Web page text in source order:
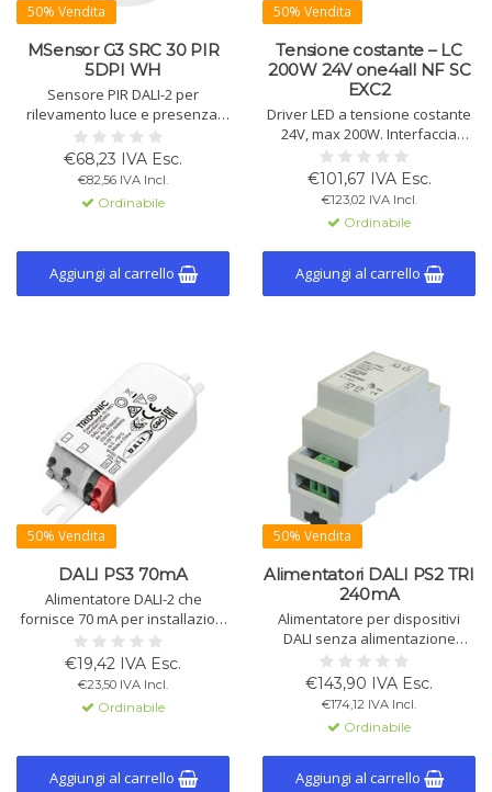
50% Vendita
MSensor G3 SRC 30 PIR
5DPI WH
Sensore PIR DALI-2 per
rilevamento luce e presenza.
Sviluppato secondo EN 62386-
101 Ed.2. Richiede un controller
di applicazione. Alimentato via
DALI, regolabile via software,
IP20, garanzia 5 anni.
€68,23 IVA Esc.
€82,56 IVA Incl.
Ordinabile
Aggiungi al carrello
50% Vendita
Tensione costante – LC
200W 24V one4all NF SC
EXC2
Driver LED a tensione costante
24V, max 200W. Interfaccia
one4all, adatto per strip LED.
Dimmerazione 1–100%, 5 anni
garanzia, idoneo per
emergenza.
€101,67 IVA Esc.
€123,02 IVA Incl.
Ordinabile
Aggiungi al carrello
50% Vendita
DALI PS3 70mA
Alimentatore DALI-2 che
fornisce 70 mA per installazioni
DALI-2. Scalabile fino a 2 PS3
per installazione. Design
compatto con alette di
montaggio staccabili. 100.000
ore di funzionamento.
€19,42 IVA Esc.
€23,50 IVA Incl.
Ordinabile
Aggiungi al carrello
50% Vendita
Alimentatori DALI PS2 TRI
240mA
Alimentatore per dispositivi
DALI senza alimentazione
propria, fornisce 240 mA. Adatto
per quadri elettrici. Tensione:
220-240 V, uscita: 13,5 V ±5%.
Garanzia di 5 anni.
€143,90 IVA Esc.
€174,12 IVA Incl.
Ordinabile
Aggiungi al carrello